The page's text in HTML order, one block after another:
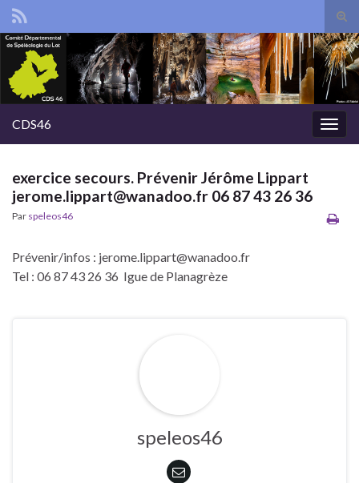
Search for:
CDS46
exercice secours. Prévenir Jérôme Lippart
jerome.lippart@wanadoo.fr 06 87 43 26 36
Par speleos46
Prévenir/infos : jerome.lippart@wanadoo.fr
Tel : 06 87 43 26 36 Igue de Planagrèze
speleos46